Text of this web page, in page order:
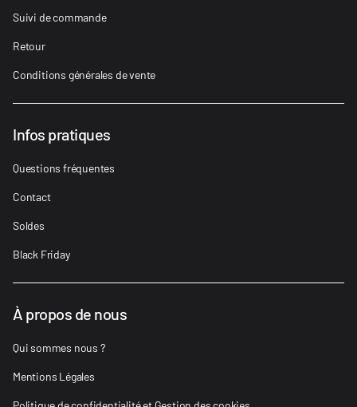
Suivi de commande
Retour
Conditions générales de vente
Infos pratiques
Questions fréquentes
Contact
Soldes
Black Friday
À propos de nous
Qui sommes nous ?
Mentions Légales